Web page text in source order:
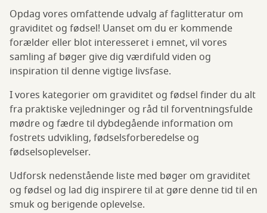
Opdag vores omfattende udvalg af faglitteratur om
graviditet og fødsel! Uanset om du er kommende
forælder eller blot interesseret i emnet, vil vores
samling af bøger give dig værdifuld viden og
inspiration til denne vigtige livsfase.
I vores kategorier om graviditet og fødsel finder du alt
fra praktiske vejledninger og råd til forventningsfulde
mødre og fædre til dybdegående information om
fostrets udvikling, fødselsforberedelse og
fødselsoplevelser.
Udforsk nedenstående liste med bøger om graviditet
og fødsel og lad dig inspirere til at gøre denne tid til en
smuk og berigende oplevelse.